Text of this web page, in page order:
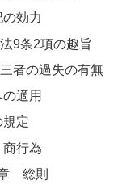
効力
9条2項の趣旨
者の過失の有無
適用
規定
行為
総則